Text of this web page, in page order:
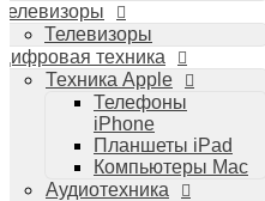
Телевизоры
техника
Техника Apple
Телефоны
iPhone
Планшеты iPad
Компьютеры Mac
Аудиотехника